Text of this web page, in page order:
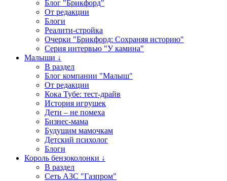
Блог "Брикфорд"
От редакции
Блоги
Реалити-стройка
Очерки "Брикфорд: Сохраняя историю"
Серия интервью "У камина"
Малыши ↓
В раздел
Блог компании "Малыш"
От редакции
Кока Тубе: тест-драйв
История игрушек
Дети – не помеха
Бизнес-мама
Будущим мамочкам
Детский психолог
Блоги
Король бензоколонки ↓
В раздел
Сеть АЗС "Газпром"